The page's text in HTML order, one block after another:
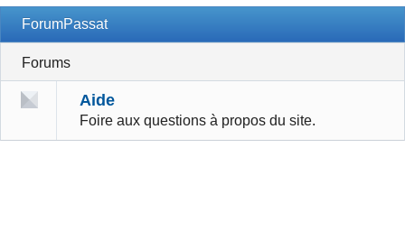
ForumPassat
Forums
Aide
Foire aux questions à propos du site.